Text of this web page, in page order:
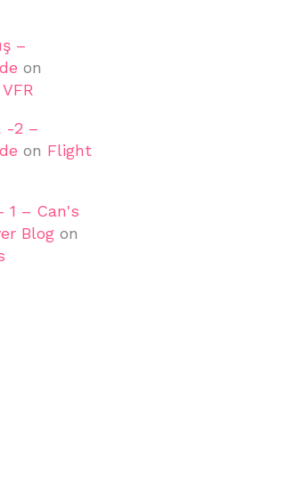
–
on
-2 –
on Flight
1 – Can's
Blog on